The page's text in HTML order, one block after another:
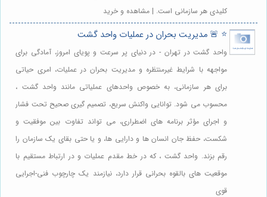
کلیدی هر سازمانی است. | مشاهده و خرید
⭐️ 🚨 مدیریت بحران در عملیات واحد گشت
واحد گشت در تهران - در دنیای پر سرعت و پویای امروز، آمادگی برای
مواجهه با شرایط غیرمنتظره و مدیریت بحران در عملیات، امری حیاتی
برای هر سازمانی، به خصوص واحدهای عملیاتی مانند واحد گشت ،
محسوب می شود. توانایی واکنش سریع، تصمیم گیری صحیح تحت فشار
و اجرای مؤثر برنامه های اضطراری، می تواند تفاوت بین موفقیت و
شکست، حفظ جان انسان ها و دارایی ها، و یا حتی بقای یک سازمان را
رقم بزند. واحد گشت ، که در خط مقدم عملیات و در ارتباط مستقیم با
موقعیت های بالقوه بحرانی قرار دارد، نیازمند یک چارچوب فنی-اجرایی
قوی